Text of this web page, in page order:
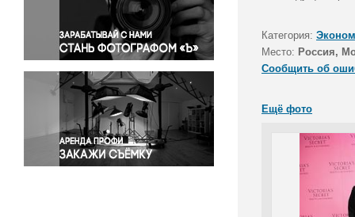
Правосудие
Происшествия и конфликты
Религия
Светская жизнь
Спорт
Экология
Экономика и бизнес
Категория:
Место: Россия,
Сообщить об
Ещё фото